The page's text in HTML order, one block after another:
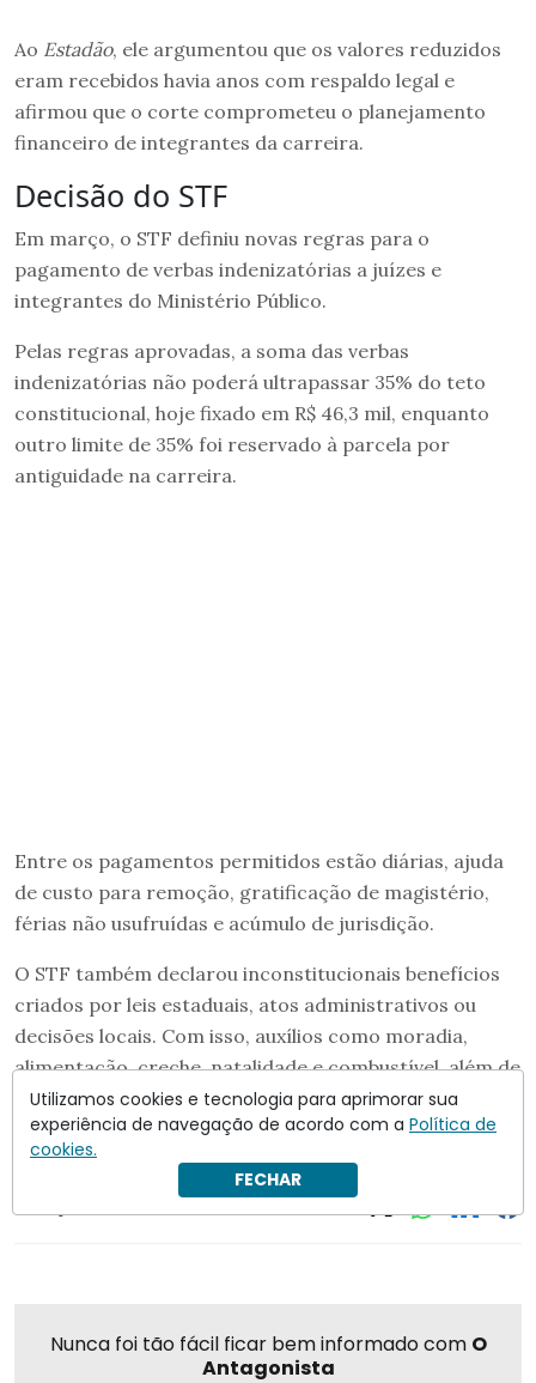
Ao Estadão, ele argumentou que os valores reduzidos
eram recebidos havia anos com respaldo legal e
afirmou que o corte comprometeu o planejamento
financeiro de integrantes da carreira.
Decisão do STF
Em março, o STF definiu novas regras para o
pagamento de verbas indenizatórias a juízes e
integrantes do Ministério Público.
Pelas regras aprovadas, a soma das verbas
indenizatórias não poderá ultrapassar 35% do teto
constitucional, hoje fixado em R$ 46,3 mil, enquanto
outro limite de 35% foi reservado à parcela por
antiguidade na carreira.
Entre os pagamentos permitidos estão diárias, ajuda
de custo para remoção, gratificação de magistério,
férias não usufruídas e acúmulo de jurisdição.
O STF também declarou inconstitucionais benefícios
criados por leis estaduais, atos administrativos ou
decisões locais. Com isso, auxílios como moradia,
alimentação, creche, natalidade e combustível, além de
algumas gratificações e licenças compensatórias,
deverão ser interrompidos.
Nunca foi tão fácil ficar bem informado com O
Antagonista
Utilizamos cookies e tecnologia para aprimorar sua
experiência de navegação de acordo com a Política de
cookies.
FECHAR